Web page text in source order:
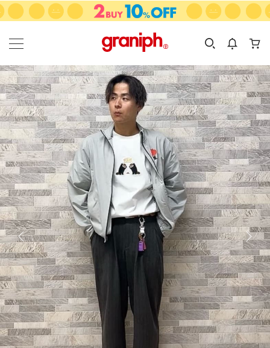
カテゴリーから探す
KIDS
カテゴリ
サイズ